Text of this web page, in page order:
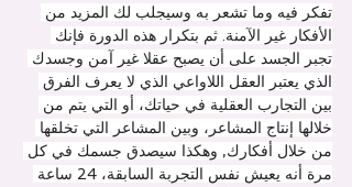
تفكر فيه وما تشعر به وسيجلب لك المزيد من
الأفكار غير الآمنة. ثم بتكرار هذه الدورة فإنك
تجبر الجسد على أن يصبح عقلا غير آمن وجسدك
الذي يعتبر العقل اللاواعي الذي لا يعرف الفرق
بين التجارب العقلية في حياتك، أو التي يتم من
خلالها إنتاج المشاعر، وبين المشاعر التي تخلقها
من خلال أفكارك, وهكذا سيصدق جسمك في كل
مرة أنه يعيش نفس التجربة السابقة، 24 ساعة